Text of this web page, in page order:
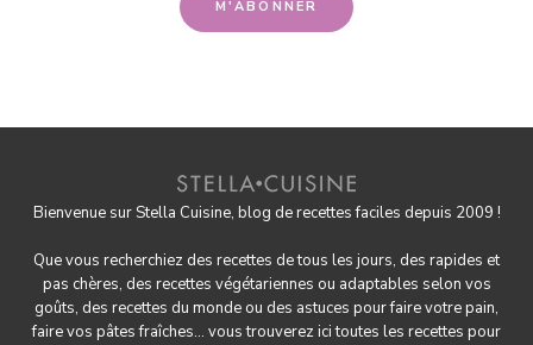
Bienvenue sur Stella Cuisine, blog de recettes faciles depuis 2009 !
Que vous recherchiez des recettes de tous les jours, des rapides et
pas chères, des recettes végétariennes ou adaptables selon vos
goûts, des recettes du monde ou des astuces pourfaire votre pain,
fairevos pâtes fraîches... vous trouverez ici toutes les recettes pour